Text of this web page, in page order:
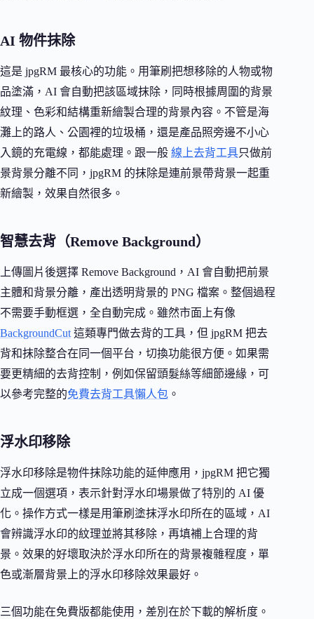
AI 物件抹除
這是 jpgRM 最核心的功能。用筆刷把想移除的人物或物
品塗滿，AI 會自動把該區域抹除，同時根據周圍的背景
紋理、色彩和結構重新繪製合理的背景內容。不管是海
灘上的路人、公園裡的垃圾桶，還是產品照旁邊不小心
入鏡的充電線，都能處理。跟一般 線上去背工具只做前
景背景分離不同，jpgRM 的抹除是連前景帶背景一起重
新繪製，效果自然很多。
智慧去背（Remove Background）
上傳圖片後選擇 Remove Background，AI 會自動把前景
主體和背景分離，產出透明背景的 PNG 檔案。整個過程
不需要手動框選，全自動完成。雖然市面上有像
BackgroundCut 這類專門做去背的工具，但 jpgRM 把去
背和抹除整合在同一個平台，切換功能很方便。如果需
要更精細的去背控制，例如保留頭髮絲等細節邊緣，可
以參考完整的免費去背工具懶人包 。
浮水印移除
浮水印移除是物件抹除功能的延伸應用，jpgRM 把它獨
立成一個選項，表示針對浮水印場景做了特別的 AI 優
化。操作方式一樣是用筆刷塗抹浮水印所在的區域，AI
會辨識浮水印的紋理並將其移除，再填補上合理的背
景。效果的好壞取決於浮水印所在的背景複雜程度，單
色或漸層背景上的浮水印移除效果最好。
三個功能在免費版都能使用，差別在於下載的解析度。